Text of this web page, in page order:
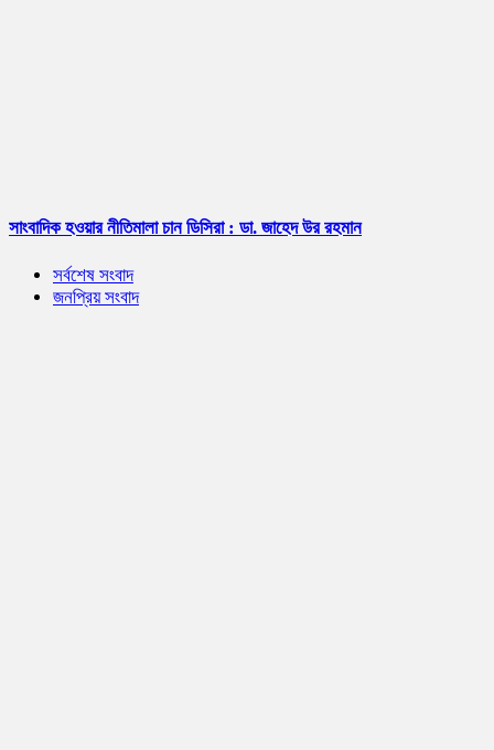
সাংবাদিক হওয়ার নীতিমালা চান ডিসিরা : ডা. জাহেদ উর রহমান
সর্বশেষ সংবাদ
জনপ্রিয় সংবাদ